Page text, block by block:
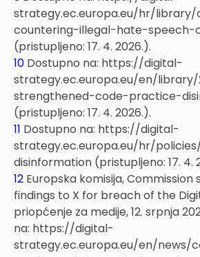
strategy.ec.europa.eu/hr/
countering-illegal-hate-speech-
(pristupljeno: 17. 4. 2026.).
10 Dostupno na: https://digital-
strategy.ec.europa.eu/en/library/
strengthened-code-practice-
(pristupljeno: 17. 4. 2026.).
11 Dostupno na: https://digital-
strategy.ec.europa.eu/hr/
disinformation (pristupljeno: 17. 4.
12 Europska komisija,
findings to X for breach of the
priopćenje za medije, 12. srpnja
na: https://digital-
strategy.ec.europa.eu/en/news/